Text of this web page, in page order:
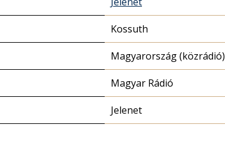
Kossuth
Magyarország (közrádió)
Magyar Rádió
Jelenet